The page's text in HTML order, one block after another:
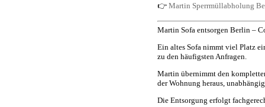
👉 Martin Sperrmüllabholung
Martin Sofa entsorgen Berlin –
Ein altes Sofa nimmt viel Platz
zu den häufigsten Anfragen.
Martin übernimmt den
der Wohnung heraus,
Die Entsorgung erfolgt